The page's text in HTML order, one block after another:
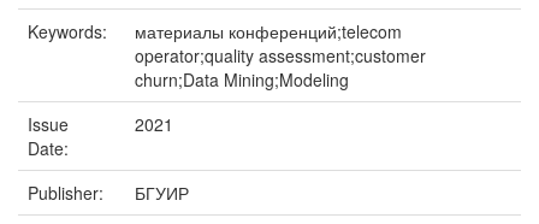
Keywords:
материалы конференций;telecom
operator;quality assessment;customer
churn;Data Mining;Modeling
Issue
Date:
2021
Publisher:
БГУИР